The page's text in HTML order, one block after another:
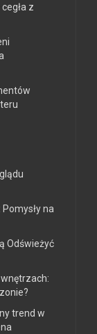
z
na
Odświeżyć
trend w